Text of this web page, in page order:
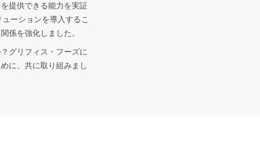
提供できる能力を実証
ューションを導入するこ
係を強化しました。
グリフィス・フーズに
に、共に取り組みまし